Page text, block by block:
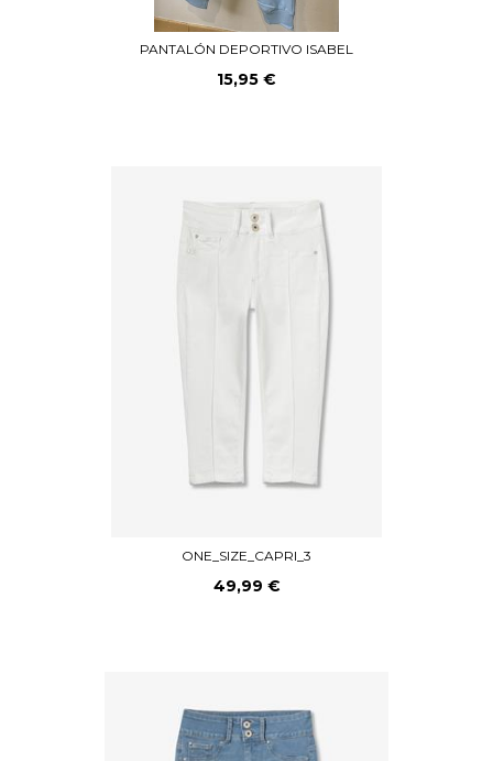
PANTALÓN DEPORTIVO ISABEL
15,95 €
ONE_SIZE_CAPRI_3
49,99 €